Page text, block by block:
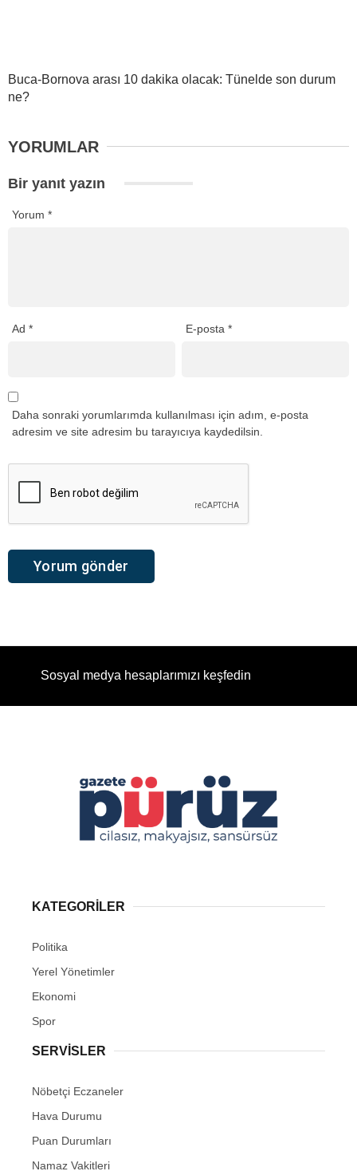
Buca-Bornova arası 10 dakika olacak: Tünelde son durum
ne?
YORUMLAR
Bir yanıt yazın
Yorum *
Ad * E-posta*
Daha sonraki yorumlarımda kullanılması için adım, e-posta
adresim ve site adresim bu tarayıcıya kaydedilsin.
Sosyal medya hesaplarımızı keşfedin
KATEGORİLER
Politika
Yerel Yönetimler
Ekonomi
Spor
SERVİSLER
Nöbetçi Eczaneler
Hava Durumu
Puan Durumları
Namaz Vakitleri